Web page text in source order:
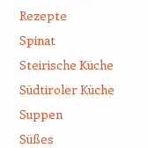
Rezepte
Spinat
Steirische Küche
Südtiroler Küche
Suppen
Süßes